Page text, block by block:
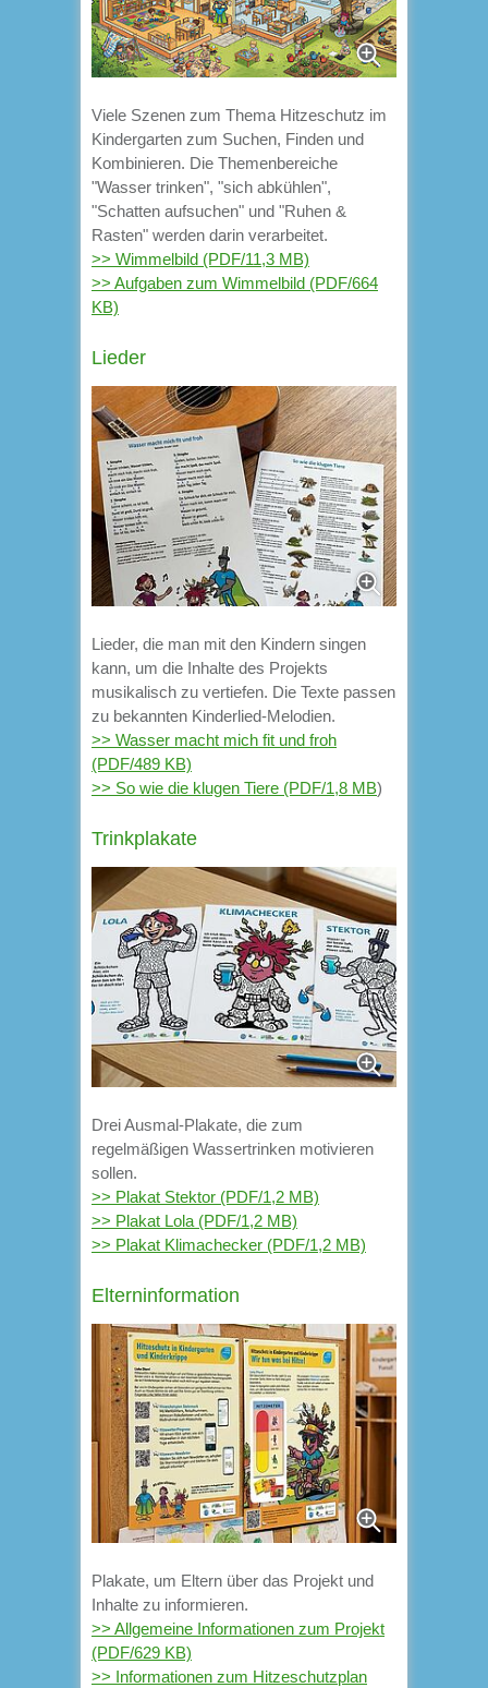
Viele Szenen zum Thema Hitzeschutz im
Kindergarten zum Suchen, Finden und
Kombinieren. Die Themenbereiche
"Wasser trinken", "sich abkühlen",
"Schatten aufsuchen" und "Ruhen &
Rasten" werden darin verarbeitet.
>> Wimmelbild (PDF/11,3 MB)
>> Aufgaben zum Wimmelbild (PDF/664
KB)
Lieder
Lieder, die man mit den Kindern singen
kann, um die Inhalte des Projekts
musikalisch zu vertiefen. Die Texte passen
zu bekannten Kinderlied-Melodien.
>> Wasser macht mich fit und froh
(PDF/489 KB)
>> So wie die klugen Tiere (PDF/1,8 MB)
Trinkplakate
Drei Ausmal-Plakate, die zum
regelmäßigen Wassertrinken motivieren
sollen.
>> Plakat Stektor (PDF/1,2 MB)
>> Plakat Lola (PDF/1,2 MB)
>> Plakat Klimachecker (PDF/1,2 MB)
Elterninformation
Plakate, um Eltern über das Projekt und
Inhalte zu informieren.
>> Allgemeine Informationen zum Projekt
(PDF/629 KB)
>> Informationen zum Hitzeschutzplan